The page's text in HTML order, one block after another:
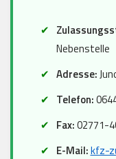
Nebenstelle
Adresse:
Telefon:
Fax:02771-
E-Mail:kfz-